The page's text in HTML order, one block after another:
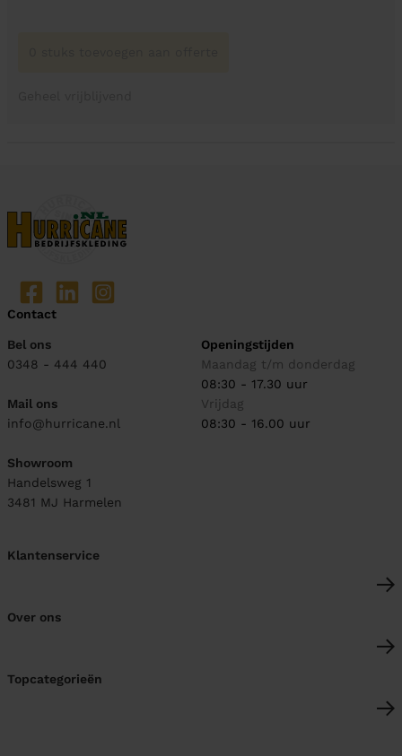
Contact
Bel ons
0348 - 444 440
Mail ons
info@hurricane.nl
Showroom
Handelsweg 1
3481 MJ Harmelen
Openingstijden
Maandag t/m donderdag
08:30 - 17.30 uur
Vrijdag
08:30 - 16.00 uur
Klantenservice
Over ons
Topcategorieën